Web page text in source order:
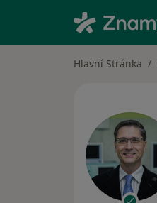
Hlavní Stránka